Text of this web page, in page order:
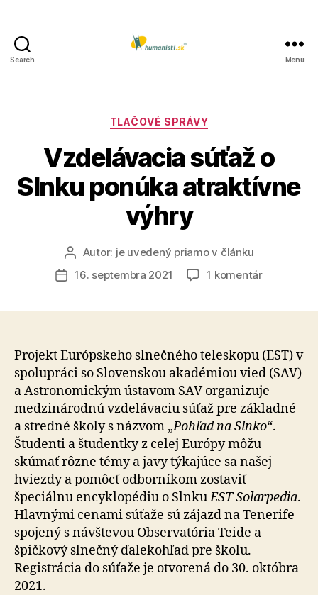
Search Menu
Kategórie
TLAČOVÉ SPRÁVY
Vzdelávacia súťaž o
Slnku ponúka atraktívne
výhry
Autor
článku
Autor: je uvedený priamo v článku
Dátum
16. septembra 2021 1 komentárna
ponúka
atraktívne
výhry
Projekt Európskeho slnečného teleskopu (EST) v
spolupráci so Slovenskou akadémiou vied (SAV)
a Astronomickým ústavom SAV organizuje
medzinárodnú vzdelávaciu súťaž pre základné
a stredné školy s názvom „Pohľad na Slnko“.
Študenti a študentky z celej Európy môžu
skúmať rôzne témy a javy týkajúce sa našej
hviezdy a pomôcť odborníkom zostaviť
špeciálnu encyklopédiu o SlnkuEST Solarpedia.
Hlavnými cenami súťaže sú zájazd na Tenerife
spojený s návštevou Observatória Teide a
špičkový slnečný ďalekohľad pre školu.
Registrácia do súťaže je otvorená do 30. októbra
2021.